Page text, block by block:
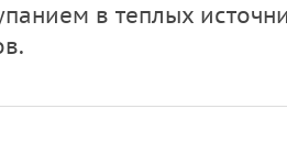
в теплых